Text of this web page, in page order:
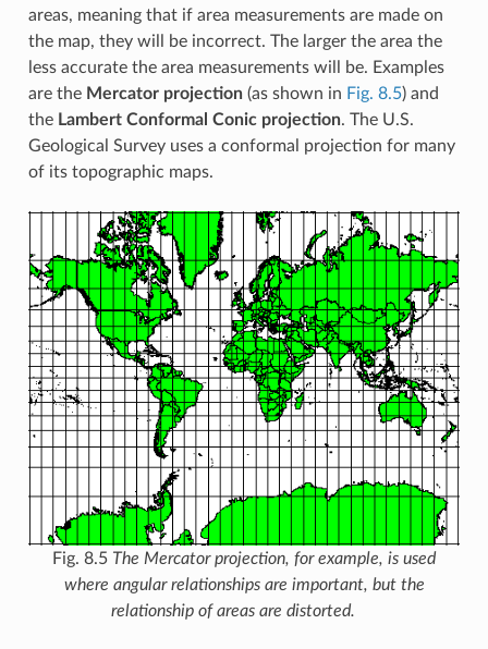
areas, meaning that if area measurements are made on
the map, they will be incorrect. The larger the area the
less accurate the area measurements will be. Examples
are the Mercator projection(as shown in Fig. 8.5) and
the Lambert Conformal Conic projection. The U.S.
Geological Survey uses a conformal projection for many
of its topographic maps.
Fig. 8.5 The Mercator projection, for example, is used
where angular relationships are important, but the
relationship of areas are distorted.